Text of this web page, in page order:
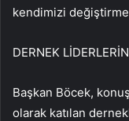
kendimizi
DERNEK
Başkan Böcek,
olarak katılan